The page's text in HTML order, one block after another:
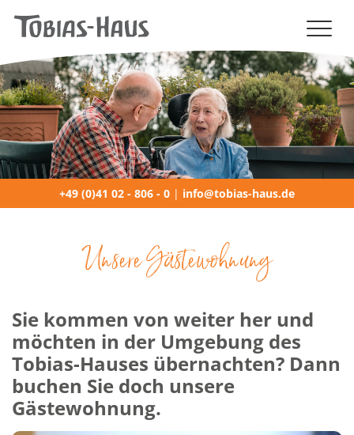
NAVIGATION (MOBILE)
+49 (0)41 02 - 806 - 0 | info@tobias-haus.de
Unsere Gästewohnung
Sie kommen von weiter her und
möchten in der Umgebung des
Tobias-Hauses übernachten? Dann
buchen Sie doch unsere
Gästewohnung.